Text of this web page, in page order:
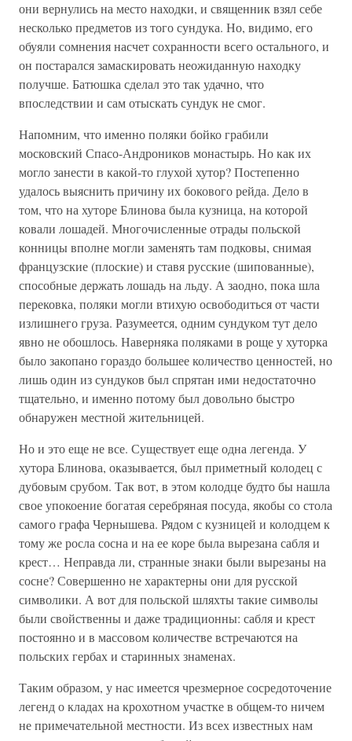
они вернулись на место находки, и священник взял себе
несколько предметов из того сундука. Но, видимо, его
обуяли сомнения насчет сохранности всего остального, и
он постарался замаскировать неожиданную находку
получше. Батюшка сделал это так удачно, что
впоследствии и сам отыскать сундук не смог.
Напомним, что именно поляки бойко грабили
московский Спасо-Андроников монастырь. Но как их
могло занести в какой-то глухой хутор? Постепенно
удалось выяснить причину их бокового рейда. Дело в
том, что на хуторе Блинова была кузница, на которой
ковали лошадей. Многочисленные отрады польской
конницы вполне могли заменять там подковы, снимая
французские (плоские) и ставя русские (шипованные),
способные держать лошадь на льду. А заодно, пока шла
перековка, поляки могли втихую освободиться от части
излишнего груза. Разумеется, одним сундуком тут дело
явно не обошлось. Наверняка поляками в роще у хуторка
было закопано гораздо большее количество ценностей, но
лишь один из сундуков был спрятан ими недостаточно
тщательно, и именно потому был довольно быстро
обнаружен местной жительницей.
Но и это еще не все. Существует еще одна легенда. У
хутора Блинова, оказывается, был приметный колодец с
дубовым срубом. Так вот, в этом колодце будто бы нашла
свое упокоение богатая серебряная посуда, якобы со стола
самого графа Чернышева. Рядом с кузницей и колодцем к
тому же росла сосна и на ее коре была вырезана сабля и
крест… Неправда ли, странные знаки были вырезаны на
сосне? Совершенно не характерны они для русской
символики. А вот для польской шляхты такие символы
были свойственны и даже традиционны: сабля и крест
постоянно и в массовом количестве встречаются на
польских гербах и старинных знаменах.
Таким образом, у нас имеется чрезмерное сосредоточение
легенд о кладах на крохотном участке в общем-то ничем
не примечательной местности. Из всех известных нам